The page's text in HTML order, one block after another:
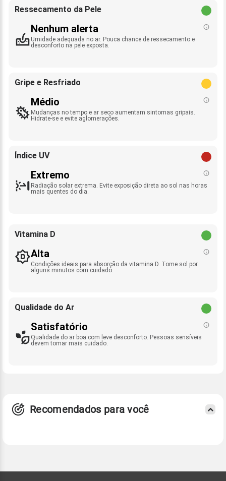
Ressecamento da Pele
Nenhum alerta
Umidade adequada no ar. Pouca chance de ressecamento e
desconforto na pele exposta.
Gripe e Resfriado
Médio
Mudanças no tempo e ar seco aumentam sintomas gripais.
Hidrate-se e evite aglomerações.
Índice UV
Extremo
Radiação solar extrema. Evite exposição direta ao sol nas horas
mais quentes do dia.
Vitamina D
Alta
Condições ideais para absorção da vitamina D. Tome sol por
alguns minutos com cuidado.
Qualidade do Ar
Satisfatório
Qualidade do ar boa com leve desconforto. Pessoas sensíveis
devem tomar mais cuidado.
Recomendados para você